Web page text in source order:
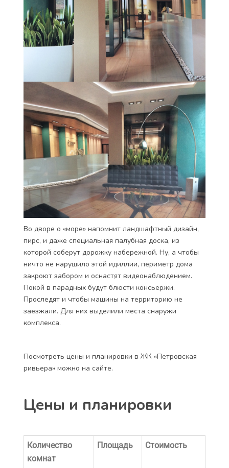
Во дворе о «море» напомнит ландшафтный дизайн,
пирс, и даже специальная палубная доска, из
которой соберут дорожку набережной. Ну, а чтобы
ничто не нарушило этой идиллии, периметр дома
закроют забором и оснастят видеонаблюдением.
Покой в парадных будут блюсти консьержи.
Проследят и чтобы машины на территорию не
заезжали. Для них выделили места снаружи
комплекса.
Посмотреть цены и планировки в ЖК «Петровская
ривьера» можно на сайте.
Цены и планировки
Количество
комнат
Площадь Стоимость